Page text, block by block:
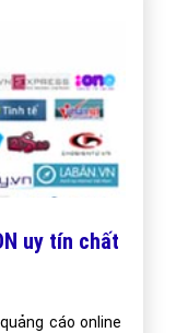
uy tín chất
cáo online